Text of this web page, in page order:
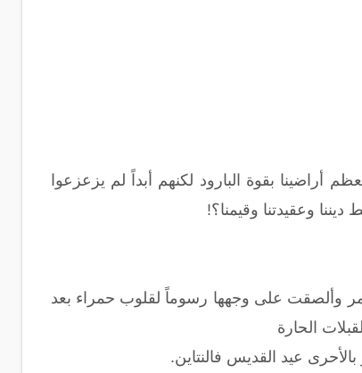
أراضينا بقوة البارود لكنهم أبداً لم يزعزعوا
وعقيدتنا وقيمنا؟!
كل واحدة منهن ثوباً أحمر وألصقت على وجهها رسوماً لقلوب حمراء بعد
الحارة
عيد القديس فالنتاين.